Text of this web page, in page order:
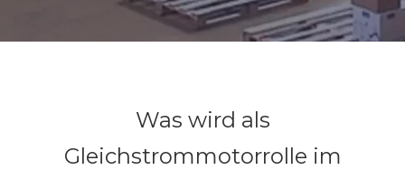
Was wird als
Gleichstrommotorrolle im